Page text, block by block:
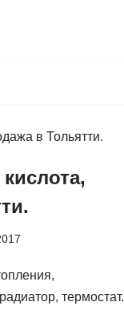
термостат.